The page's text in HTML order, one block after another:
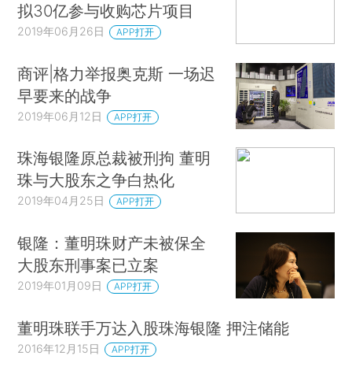
拟30亿参与收购芯片项目
2019年06月26日 APP打开
商评|格力举报奥克斯 一场迟
早要来的战争
2019年06月12日 APP打开
珠海银隆原总裁被刑拘 董明
珠与大股东之争白热化
2019年04月25日 APP打开
银隆：董明珠财产未被保全
大股东刑事案已立案
2019年01月09日 APP打开
董明珠联手万达入股珠海银隆 押注储能
2016年12月15日 APP打开